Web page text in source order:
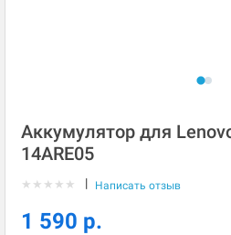
Аккумулятор для
14ARE05
★ ★ ★ ★ ★ | Написать отзыв
1 590 р.